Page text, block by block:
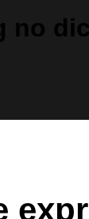
no